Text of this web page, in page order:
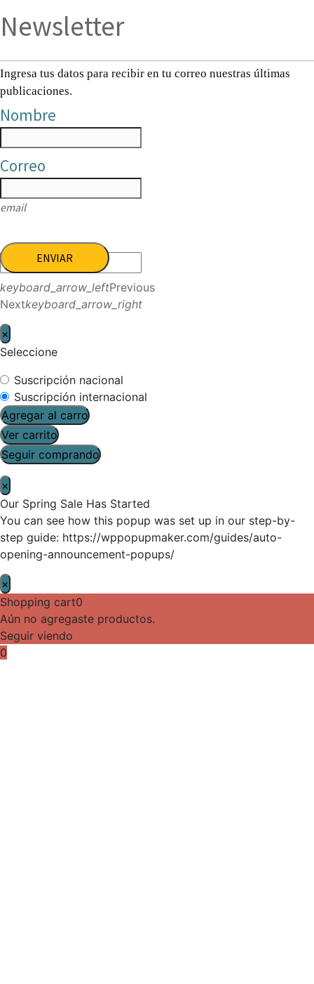
Newsletter
Ingresa tus datos para recibir en tu correo nuestras últimas
publicaciones.
Nombre
Correo
email
ENVIAR
keyboard_arrow_leftPrevious
Nextkeyboard_arrow_right
×
Seleccione
Suscripción nacional
Suscripción internacional
Agregar al carro
Ver carrito
Seguir comprando
×
Our Spring Sale Has Started
You can see how this popup was set up in our step-by-
step guide: https://wppopupmaker.com/guides/auto-
opening-announcement-popups/
×
Shopping cart0
Aún no agregaste productos.
Seguir viendo
0